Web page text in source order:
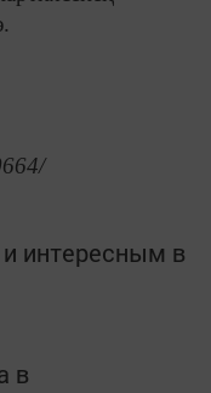
интересным в
в